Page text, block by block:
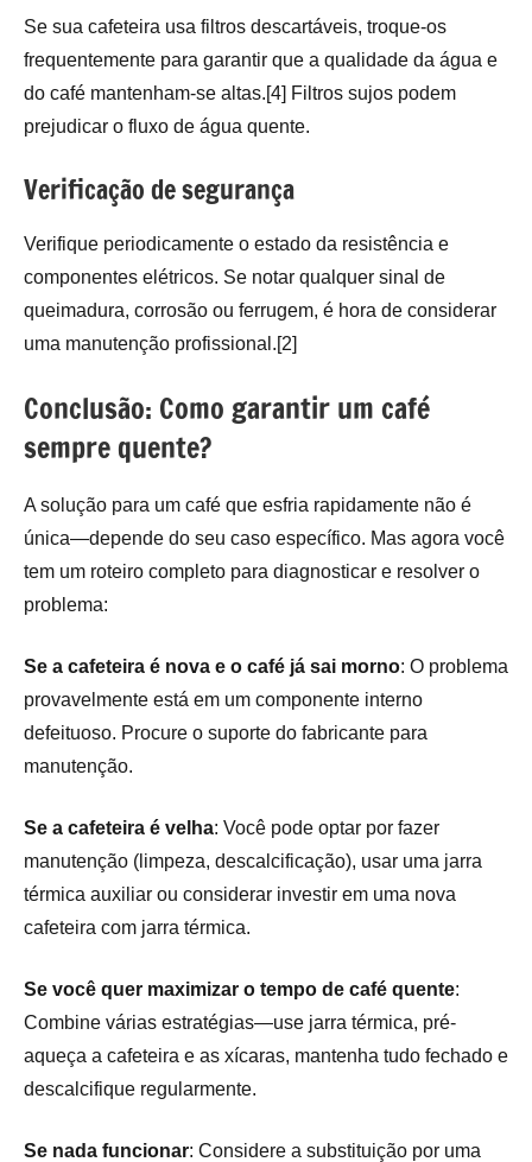
Se sua cafeteira usa filtros descartáveis, troque-os
frequentemente para garantir que a qualidade da água e
do café mantenham-se altas.[4] Filtros sujos podem
prejudicar o fluxo de água quente.
Verificação de segurança
Verifique periodicamente o estado da resistência e
componentes elétricos. Se notar qualquer sinal de
queimadura, corrosão ou ferrugem, é hora de considerar
uma manutenção profissional.[2]
Conclusão: Como garantir um café
sempre quente?
A solução para um café que esfria rapidamente não é
única—depende do seu caso específico. Mas agora você
tem um roteiro completo para diagnosticar e resolver o
problema:
Se a cafeteira é nova e o café já sai morno: O problema
provavelmente está em um componente interno
defeituoso. Procure o suporte do fabricante para
manutenção.
Se a cafeteira é velha: Você pode optar por fazer
manutenção (limpeza, descalcificação), usar uma jarra
térmica auxiliar ou considerar investir em uma nova
cafeteira com jarra térmica.
Se você quer maximizar o tempo de café quente:
Combine várias estratégias—use jarra térmica, pré-
aqueça a cafeteira e as xícaras, mantenha tudo fechado e
descalcifique regularmente.
Se nada funcionar: Considere a substituição por uma